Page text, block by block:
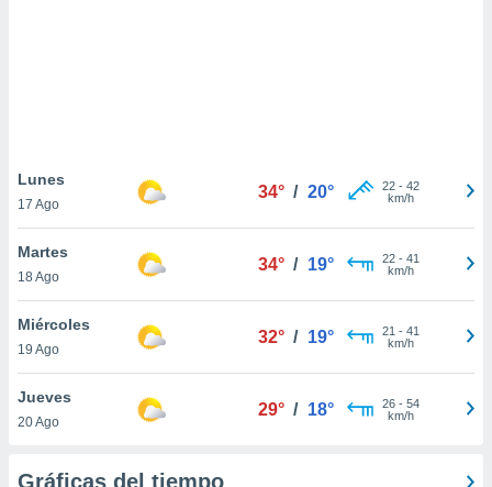
similares
como
sitio
de
traten tus
en
interés
su
Lunes
17 Ago
34° / 20° 22- 42
km/h
Martes
18 Ago
34° / 19° 22- 41
km/h
Miércoles
19 Ago
32° / 19° 21 - 41
km/h
Jueves
20 Ago
29° / 18° 26- 54
km/h
Gráficas del tiempo